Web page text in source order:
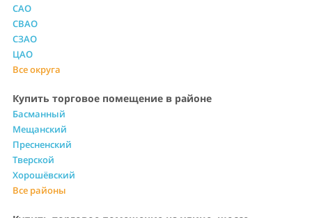
САО
СВАО
СЗАО
ЦАО
Все округа
Купить торговое помещение в районе
Басманный
Мещанский
Пресненский
Тверской
Хорошёвский
Все районы